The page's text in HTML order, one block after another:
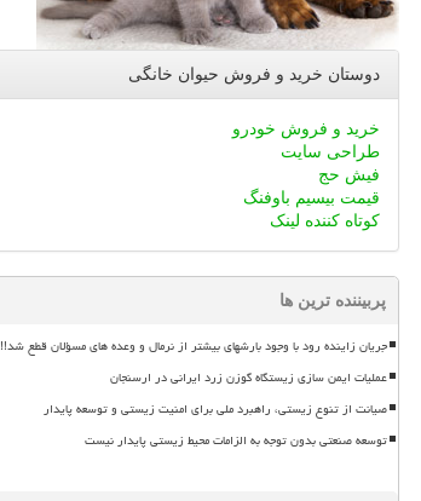
دوستان خرید و فروش حیوان خانگی
خرید و فروش خودرو
طراحی سایت
فیش حج
قیمت بیسیم باوفنگ
کوتاه کننده لینک
پربیننده ترین ها
جریان زاینده رود با وجود بارشهای بیشتر از نرمال و وعده های مسؤلان قطع شد!!
عملیات ایمن سازی زیستگاه گوزن زرد ایرانی در ارسنجان
صیانت از تنوع زیستی، راهبرد ملی برای امنیت زیستی و توسعه پایدار
توسعه صنعتی بدون توجه به الزامات محیط زیستی پایدار نیست